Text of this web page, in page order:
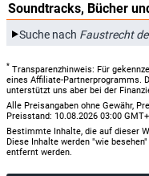
Soundtracks, Bücher
Suche nach Faustrecht
* Transparenzhinweis: Für
eines Affiliate-Partnerprogramms.
unterstützt uns aber bei der
Alle Preisangaben ohne Gewähr,
Preisstand: 10.08.2026 03:00
Bestimmte Inhalte, die auf dieser
Diese Inhalte werden "wie
entfernt werden.